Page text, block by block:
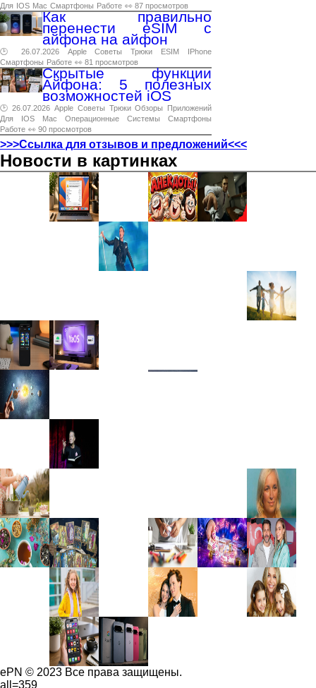
Для IOS Mac Смартфоны Работе 👀 87 просмотров
Как правильно
перенести eSIM с
айфона на айфон
🕑 26.07.2026 Apple Советы Трюки ESIM
IPhone
Смартфоны Работе 👀 81 просмотров
Скрытые функции
Айфона: 5 полезных
возможностей iOS
🕑 26.07.2026 Apple Советы Трюки Обзоры
Приложений
Для
IOS Mac Операционные Системы
Смартфоны
Работе 👀 90 просмотров
>>>Ссылка для отзывов и предложений<<<
Новости в картинках
ePN © 2023 Все права защищены.
all=359